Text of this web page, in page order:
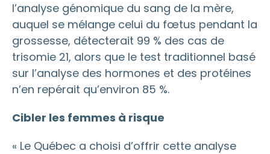
l’analyse génomique du sang de la mère,
auquel se mélange celui du fœtus pendant la
grossesse, détecterait 99 % des cas de
trisomie 21, alors que le test traditionnel basé
sur l’analyse des hormones et des protéines
n’en repérait qu’environ 85 %.
Cibler les femmes à risque
« Le Québec a choisi d’offrir cette analyse